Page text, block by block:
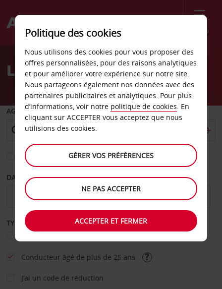
Menu
Welcome
AvisLocation de voiture Düren
AGENCE DE DÉPART
Sélectionnez une autre agence de retour
DATE DE DÉPART DATE DE RETOUR
TYPE DE LOCATION
Conducteur âgé de plus de 25 ans
J’ai un code de réduction
Politique des cookies
Nous utilisons des cookies pour vous proposer des
offres personnalisées, pour des raisons analytiques
et pour améliorer votre expérience sur notre site.
Nous partageons également nos données avec des
partenaires publicitaires et analytiques. Pour plus
d’informations, voir notre politique de cookies. En
cliquant sur ACCEPTER vous acceptez que nous
utilisions des cookies.
GÉRER VOS PRÉFÉRENCES
NE PAS ACCEPTER
ACCEPTER ET FERMER